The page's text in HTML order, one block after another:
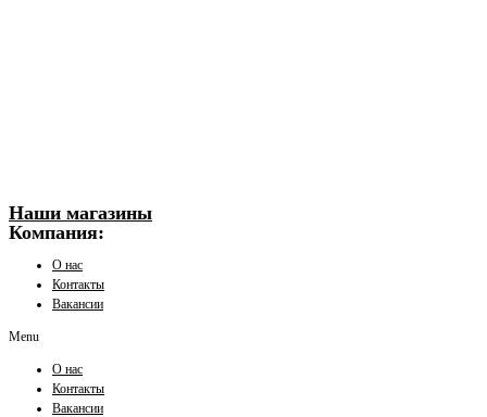
Наши магазины
Компания:
О нас
Контакты
Вакансии
Menu
О нас
Контакты
Вакансии